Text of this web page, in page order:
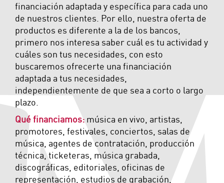
financiación adaptada y específica para cada uno
de nuestros clientes. Por ello, nuestra oferta de
productos es diferente a la de los bancos,
primero nos interesa saber cuál es tu actividad y
cuáles son tus necesidades, con esto
buscaremos ofrecerte una financiación
adaptada a tus necesidades,
independientemente de que sea a corto o largo
plazo.
Qué financiamos: música en vivo, artistas,
promotores, festivales, conciertos, salas de
música, agentes de contratación, producción
técnica, ticketeras, música grabada,
discográficas, editoriales, oficinas de
representación, estudios de grabación,